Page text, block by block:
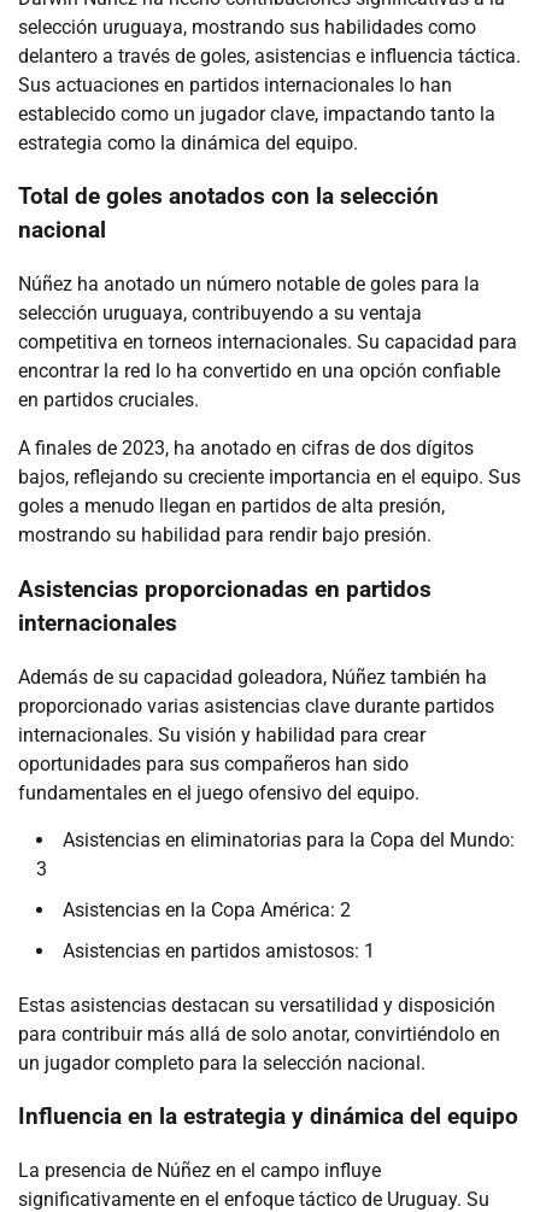
selección uruguaya, mostrando sus habilidades como
delantero a través de goles, asistencias e influencia táctica.
Sus actuaciones en partidos internacionales lo han
establecido como un jugador clave, impactando tanto la
estrategia como la dinámica del equipo.
Total de goles anotados con la selección
nacional
Núñez ha anotado un número notable de goles para la
selección uruguaya, contribuyendo a su ventaja
competitiva en torneos internacionales. Su capacidad para
encontrar la red lo ha convertido en una opción confiable
en partidos cruciales.
A finales de 2023, ha anotado en cifras de dos dígitos
bajos, reflejando su creciente importancia en el equipo. Sus
goles a menudo llegan en partidos de alta presión,
mostrando su habilidad para rendir bajo presión.
Asistencias proporcionadas en partidos
internacionales
Además de su capacidad goleadora, Núñez también ha
proporcionado varias asistencias clave durante partidos
internacionales. Su visión y habilidad para crear
oportunidades para sus compañeros han sido
fundamentales en el juego ofensivo del equipo.
Asistencias en eliminatorias para la Copa del Mundo:
3
Asistencias en la Copa América: 2
Asistencias en partidos amistosos: 1
Estas asistencias destacan su versatilidad y disposición
para contribuir más allá de solo anotar, convirtiéndolo en
un jugador completo para la selección nacional.
Influencia en la estrategia y dinámica del equipo
La presencia de Núñez en el campo influye
significativamente en el enfoque táctico de Uruguay. Su